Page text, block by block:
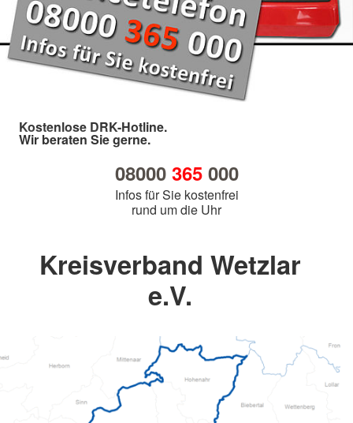
Kostenlose DRK-Hotline.
Wir beraten Sie gerne.
08000 365000
Infos für Sie kostenfrei
rund um die Uhr
Kreisverband Wetzlar
e.V.